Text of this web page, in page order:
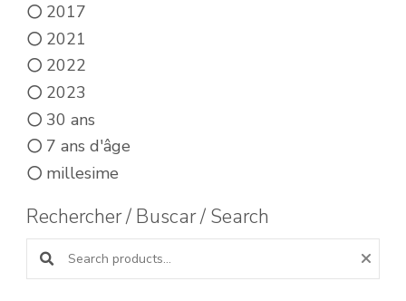
2017
2021
2022
2023
30 ans
7 ans d'âge
millesime
Rechercher / Buscar / Search
Search products: